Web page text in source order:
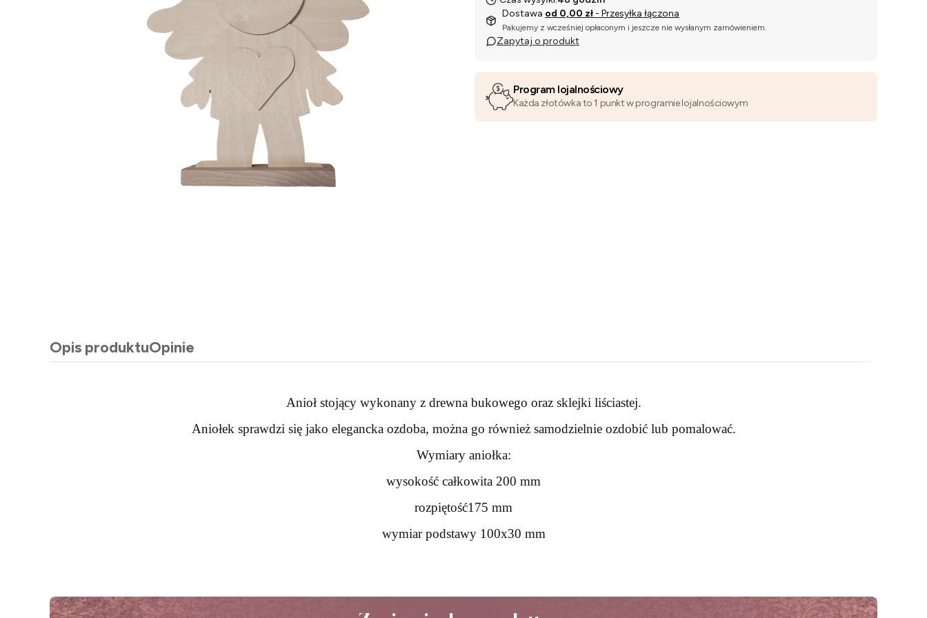
Dostawa od 0,00 zł - Przesyłka łączona
Pakujemy z wcześniej opłaconym i jeszcze nie wysłanym zamówieniem.
Zapytaj o produkt
Program lojalnościowy
Każda złotówka to 1 punkt w programie lojalnościowym
Opis produktuOpinie
Anioł stojący wykonany z drewna bukowego oraz sklejki liściastej.
Aniołek sprawdzi się jako elegancka ozdoba, można go również samodzielnie ozdobić lub pomalować.
Wymiary aniołka:
wysokość całkowita 200 mm
rozpiętość175 mm
wymiar podstawy 100x30 mm